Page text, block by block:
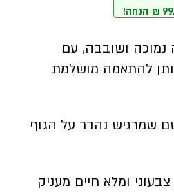
499 ₪.
399.20 ₪.
₪ הנחה!
נמוכה ושובבה, עם
להתאמה מושלמת
שמרגיש נהדר על הגוף
ומלא חיים מעניק